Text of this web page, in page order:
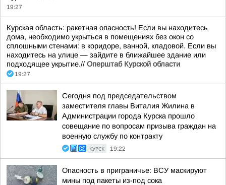
19:27
Курская область: ракетная опасность! Если вы находитесь
дома, необходимо укрыться в помещениях без окон со
сплошными стенами: в коридоре, ванной, кладовой. Если вы
находитесь на улице — зайдите в ближайшее здание или
подходящее укрытие.// Оперштаб Курской области
19:27
Сегодня под председательством
заместителя главы Виталия Жилина в
Администрации города Курска прошло
совещание по вопросам призыва граждан на
военную службу по контракту
КУРСК 19:22
Опасность в приграничье: ВСУ маскируют
мины под пакеты из-под сока